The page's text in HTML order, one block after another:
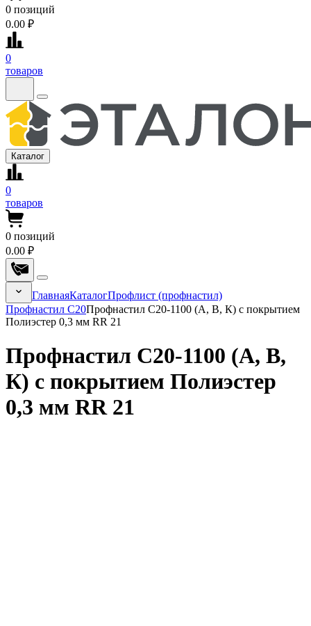
0 позиций
0.00 ₽
0
товаров
Каталог
0
товаров
0 позиций
0.00 ₽
ГлавнаяКаталогПрофлист (профнастил)
Профнастил С20Профнастил С20-1100 (А, В, К) с покрытием
Полиэстер 0,3 мм RR 21
Профнастил С20-1100 (А, В,
К) с покрытием Полиэстер
0,3 мм RR 21